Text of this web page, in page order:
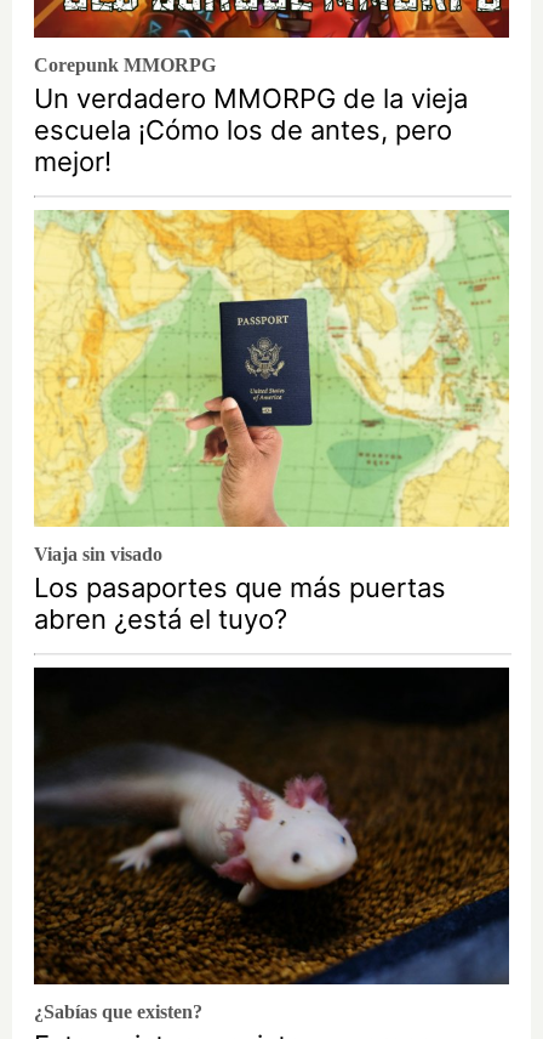
Corepunk MMORPG
Un verdadero MMORPG de la vieja
escuela ¡Cómo los de antes, pero
mejor!
Viaja sin visado
Los pasaportes que más puertas
abren ¿está el tuyo?
¿Sabías que existen?